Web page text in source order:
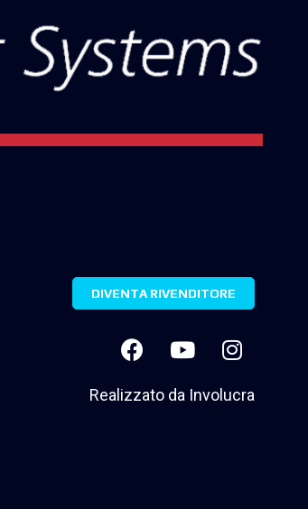
DIVENTA RIVENDITORE
Realizzato da Involucra